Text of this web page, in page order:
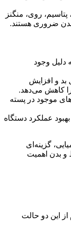
روی، منگنز
ضروری هستند.
دلیل وجود
و افزایش
کاهش می‌دهد.
موجود در پسته
عملکرد دستگاه
گزینه‌ای
بدن اهمیت
این دو حالت